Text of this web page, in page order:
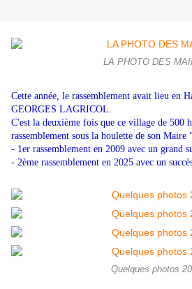
LA PHOTO DES
Cette année, le rassemblement avait lieu en
GEORGES LAGRICOL.
C'est la deuxième fois que ce village de 500
rassemblement sous la houlette de son
- 1er rassemblement en 2009 avec un grand
- 2ème rassemblement en 2025 avec un
Quelques photos